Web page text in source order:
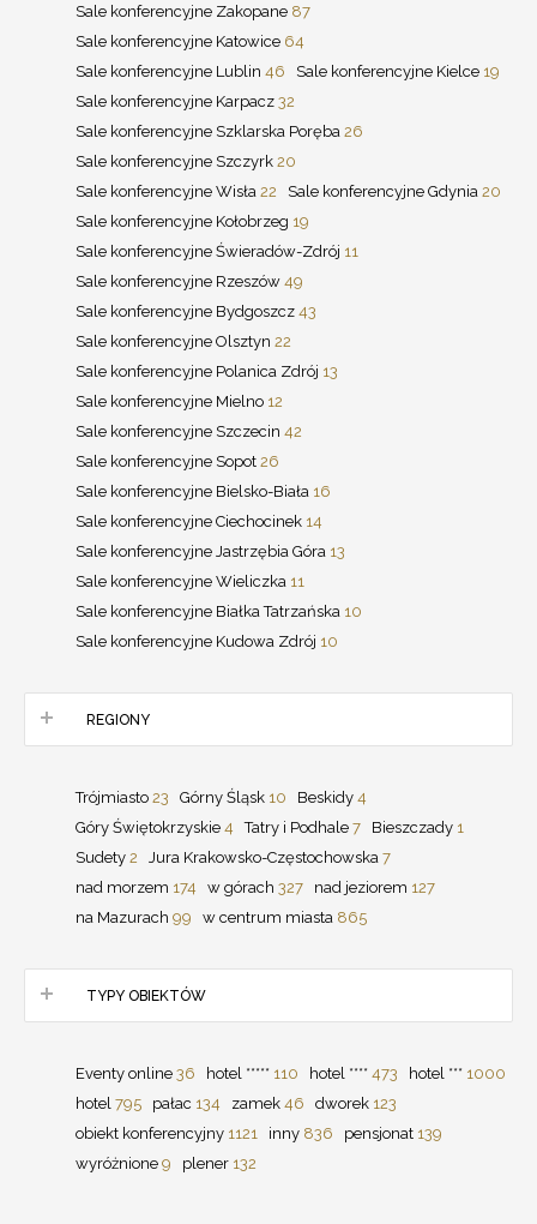
Sale konferencyjne Zakopane 87
Sale konferencyjne Katowice 64
Sale konferencyjne Lublin 46 Sale konferencyjne Kielce 19
Sale konferencyjne Karpacz 32
Sale konferencyjne Szklarska Poręba 26
Sale konferencyjne Szczyrk 20
Sale konferencyjne Wisła 22 Sale konferencyjne Gdynia 20
Sale konferencyjne Kołobrzeg 19
Sale konferencyjne Świeradów-Zdrój 11
Sale konferencyjne Rzeszów 49
Sale konferencyjne Bydgoszcz 43
Sale konferencyjne Olsztyn 22
Sale konferencyjne Polanica Zdrój 13
Sale konferencyjne Mielno 12
Sale konferencyjne Szczecin 42
Sale konferencyjne Sopot 26
Sale konferencyjne Bielsko-Biała 16
Sale konferencyjne Ciechocinek 14
Sale konferencyjne Jastrzębia Góra 13
Sale konferencyjne Wieliczka 11
Sale konferencyjne Białka Tatrzańska 10
Sale konferencyjne Kudowa Zdrój 10
REGIONY
Trójmiasto 23 Górny Śląsk 10 Beskidy 4
Góry Świętokrzyskie 4 Tatry i Podhale 7 Bieszczady 1
Sudety 2 Jura Krakowsko-Częstochowska 7
nad morzem 174 w górach 327 nad jeziorem 127
na Mazurach 99 w centrum miasta 865
TYPY OBIEKTÓW
Eventy online 36 hotel ***** 110 hotel **** 473 hotel *** 1000
hotel 795 pałac 134 zamek 46 dworek 123
obiekt konferencyjny 1121 inny 836 pensjonat 139
wyróżnione 9 plener 132